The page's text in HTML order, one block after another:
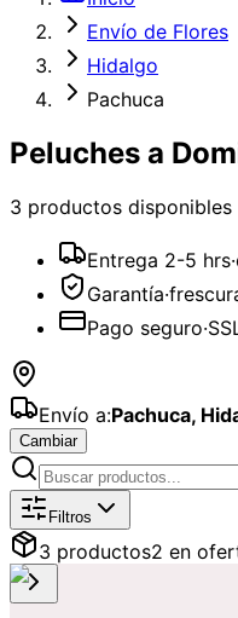
Envío de Flores
Hidalgo
Pachuca
Peluches a
3 productos disponibles
Entrega 2-5 hrs·
Garantía·
Pago seguro·
Envío a:Pachuca,
Cambiar
Catálogo de
Filtros
3 productos2 en